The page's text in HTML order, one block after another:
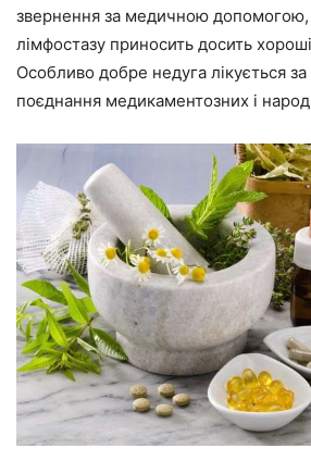
звернення за медичною допомогою,
лімфостазу приносить досить
Особливо добре недуга лікується
поєднання медикаментозних і